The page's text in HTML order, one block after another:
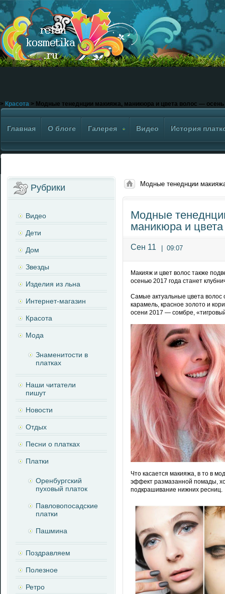
> Красота > Модные тенеднции макияжа, маникюра и цвета волос — осень
Главная О блоге Галерея Видео История
Модные тенеднции
Модные
маникюра и
Сен 11 09:07
Макияж и цвет волос также
осенью 2017 года станет
Самые актуальные цвета волос
карамель, красное золото и
осени 2017 — сомбре,
Что касается макияжа, в то в
эффект размазанной помады,
подкрашивание нижних ресниц.
Рубрики
Видео
Дети
Дом
Звезды
Изделия из льна
Интернет-магазин
Красота
Мода
Знаменитости в
платках
Наши читатели
пишут
Новости
Отдых
Песни о платках
Платки
Оренбургский
пуховый платок
Павловопосадские
платки
Пашмина
Поздравляем
Полезное
Ретро